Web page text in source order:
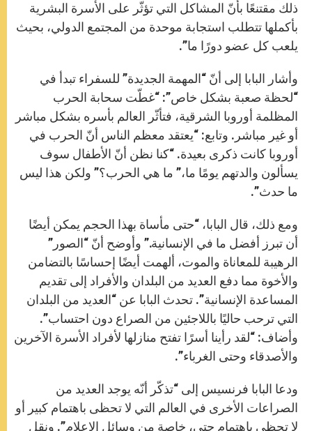
ذلك مقتنعًا بأنّ المشاكل التي تؤثّر على الأسرة البشرية
بأكملها تتطلب استجابة موحدة من المجتمع الدولي، بحيث
يلعب كل عضو دورًا ما”.
وأشار البابا إلى أنّ “المهمة الجديدة” للسفراء تبدأ في
“لحظة صعبة بشكل خاص”: “غطّت سحابة الحرب
المظلمة أوروبا الشرقية، فتأثّر العالم بأسره بشكل مباشر
أو غير مباشر. وتابع: “يعتقد معظم الناس أنّ الحرب في
أوروبا كانت ذكرى بعيدة. “كنا نظن أنّ الأطفال سوف
يسألون والدتهم يومًا ما،” ما هي الحرب؟” ولكن هذا ليس
ما حدث”.
ومع ذلك، قال البابا، “حتى مأساة بهذا الحجم يمكن أيضًا
أن تبرز أفضل ما في الإنسانية.” وأوضح أنّ “الصور”
الرهيبة للمعاناة والموت، ألهمت أيضًا إحساسًا بالتضامن
والأخوة مما دفع العديد من البلدان والأفراد إلى تقديم
المساعدة الإنسانية”. تحدث البابا عن “العديد من البلدان
التي ترحب حاليًا باللاجئين من الصراع دون احتساب”.
وأضاف: “لقد رأينا أسرًا تفتح منازلها لأفراد الأسرة الآخرين
والأصدقاء وحتى الغرباء”.
ودعا البابا فرنسيس إلى “تذكّر أنّه يوجد العديد من
الصراعات الأخرى في العالم التي لا تحظى باهتمام كبير أو
لا تحظى باهتمام حتى، خاصة من وسائل الإعلام”. ونقل